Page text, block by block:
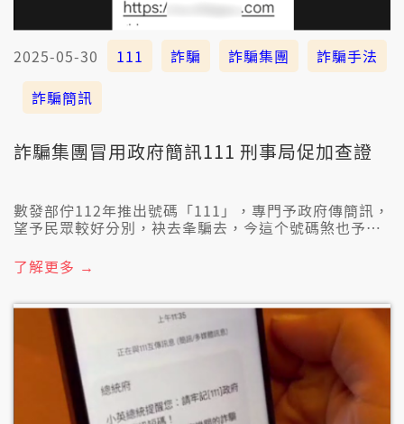
2025-05-30 111 詐騙 詐騙集團
詐騙手法
詐騙簡訊
詐騙集團冒用政府簡訊111 刑事局促加查證
數發部佇112年推出號碼「111」，專門予政府傳簡訊，
望予民眾較好分別，袂去夆騙去，今這个號碼煞也予詐
的，顛倒傷放心，自按呢去予人牽去。提醒咱的觀眾朋
友，這馬詐騙步數不時咧變化，一定愛加查證。
了解更多 →